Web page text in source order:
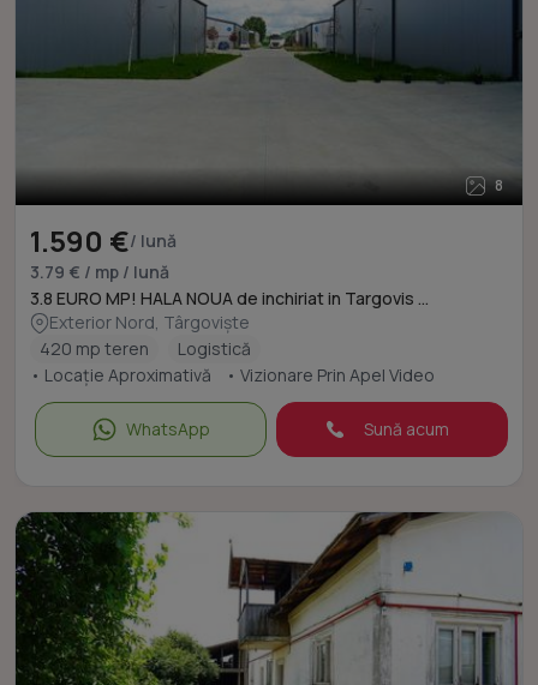
8
1.590 €/ lună
3.79 € / mp / lună
3.8 EURO MP! HALA NOUA de inchiriat in Targovis ...
Exterior Nord, Târgoviște
420 mp teren
Logistică
• Locație Aproximativă
• Vizionare Prin Apel Video
WhatsApp Sună acum